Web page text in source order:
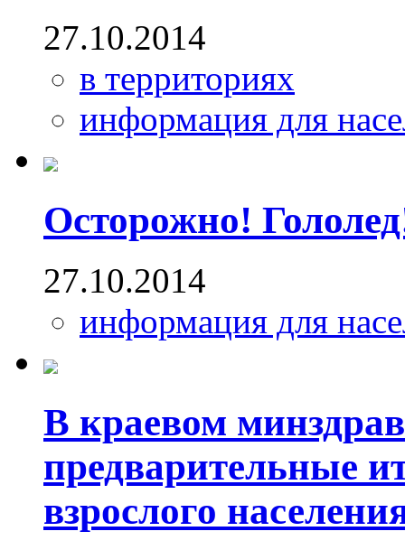
27.10.2014
в территориях
информация для
Осторожно!
27.10.2014
информация для
В краевом
предварительные
взрослого